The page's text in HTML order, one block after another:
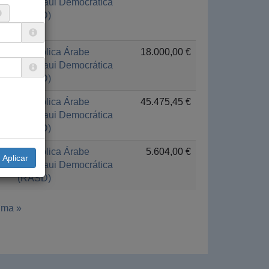
Saharaui Democrática
(RASD)
República Árabe
Saharaui Democrática
(RASD)
18.000,00 €
República Árabe
Saharaui Democrática
(RASD)
45.475,45 €
República Árabe
Saharaui Democrática
(RASD)
5.604,00 €
»